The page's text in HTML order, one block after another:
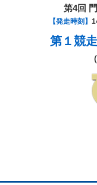
第4回
【発走時刻】
第１競